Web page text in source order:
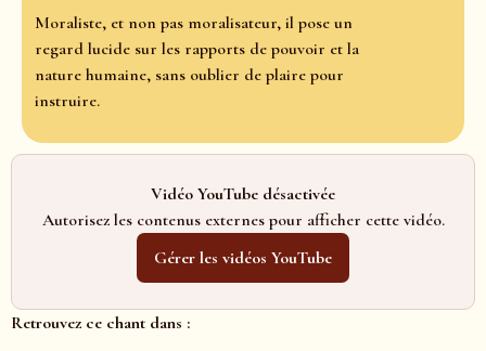
Moraliste, et non pas moralisateur, il pose un
regard lucide sur les rapports de pouvoir et la
nature humaine, sans oublier de plaire pour
instruire.
Vidéo YouTube désactivée
Autorisez les contenus externes pour afficher cette vidéo.
Gérer les vidéos YouTube
Retrouvez ce chant dans :